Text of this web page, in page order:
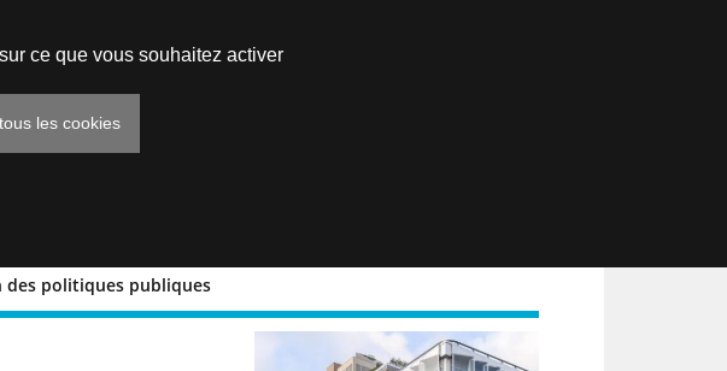
des politiques publiques
» sur
ce que vous souhaitez activer
les cookies